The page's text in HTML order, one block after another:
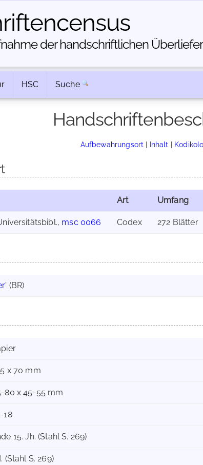
der handschriftlichen
HSC Suche
Aufbewahrungsort | Inhalt |
Art Umfang
msc 0066 Codex 272 Blätter
(BR)
x 70 mm
80 x 45-55 mm
18
15. Jh. (Stahl S. 269)
(Stahl S. 269)